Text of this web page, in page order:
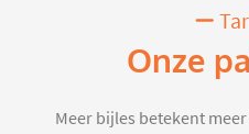
Onze
Meer bijles betekent